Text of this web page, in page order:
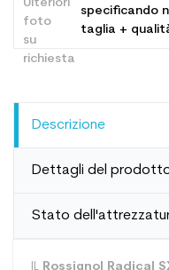
specificando
taglia +
Descrizione
Dettagli del
Stato
IL Rossignol Radical